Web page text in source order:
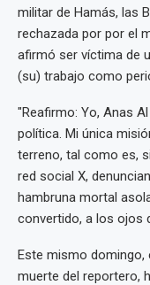
militar de Hamás, las
rechazada por por el
afirmó ser víctima de
(su) trabajo como
"Reafirmo: Yo, Anas
política. Mi única
terreno, tal como es,
red social X,
hambruna mortal
convertido, a los ojos
Este mismo domingo,
muerte del reportero,